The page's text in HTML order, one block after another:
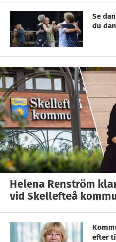
Se
du
Helena Renström
vid Skellefteå
efter